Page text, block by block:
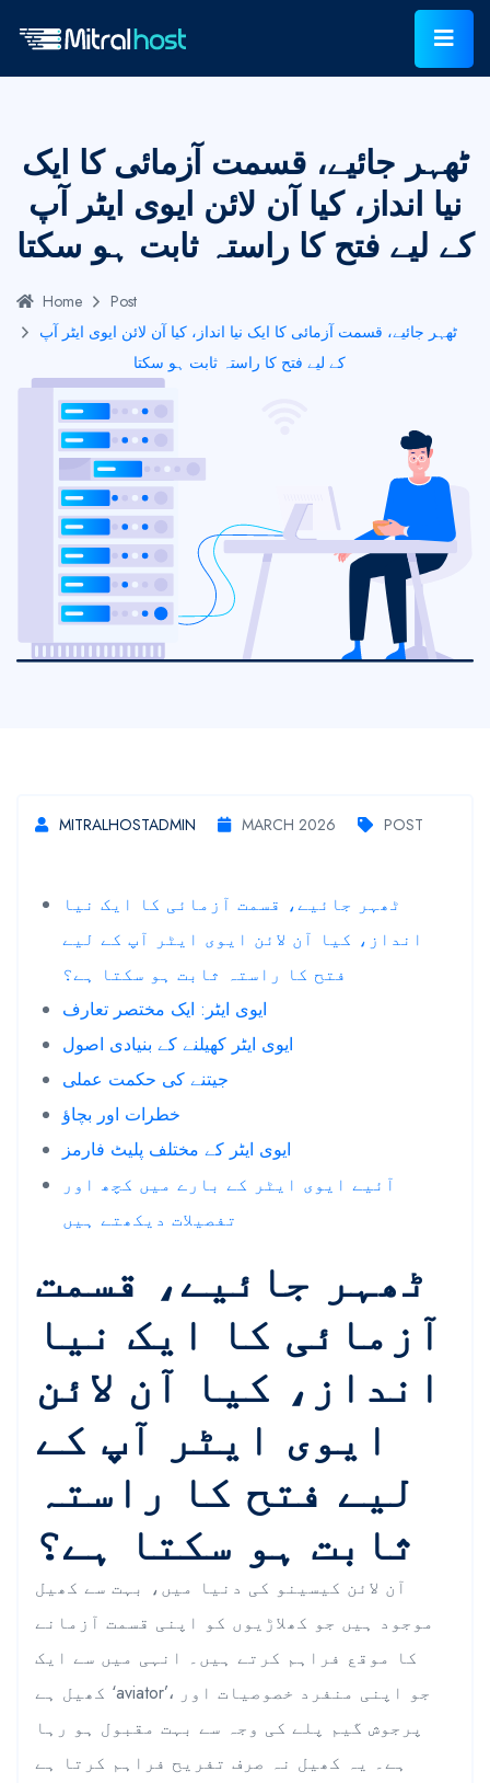
ٹھہر جائیے، قسمت آزمائی کا ایک
نیا انداز، کیا آن لائن ایوی ایٹر آپ
کے لیے فتح کا راستہ ثابت ہو سکتا
Home
Post
ٹھہر جائیے، قسمت آزمائی کا ایک نیا انداز، کیا آن لائن ایوی ایٹر آپ
کے لیے فتح کا راستہ ثابت ہو سکتا
MITRALHOSTADMIN MARCH 2026 POST
ٹھہر جائیے، قسمت آزمائی کا ایک نیا
انداز، کیا آن لائن ایوی ایٹر آپ کے لیے
فتح کا راستہ ثابت ہو سکتا ہے؟
ایوی ایٹر: ایک مختصر تعارف
ایوی ایٹر کھیلنے کے بنیادی اصول
جیتنے کی حکمت عملی
خطرات اور بچاؤ
ایوی ایٹر کے مختلف پلیٹ فارمز
آئیے ایوی ایٹر کے بارے میں کچھ اور
تفصیلات دیکھتے ہیں
ٹھہر جائیے، قسمت
آزمائی کا ایک نیا
انداز، کیا آن لائن
ایوی ایٹر آپ کے
لیے فتح کا راستہ
ثابت ہو سکتا ہے؟
آن لائن کیسینو کی دنیا میں، بہت سے کھیل
موجود ہیں جو کھلاڑیوں کو اپنی قسمت آزمانے
کا موقع فراہم کرتے ہیں۔ انہی میں سے ایک
کھیل ہے ‘aviator’، جو اپنی منفرد خصوصیات اور
پرجوش گیم پلے کی وجہ سے بہت مقبول ہو رہا
ہے۔ یہ کھیل نہ صرف تفریح فراہم کرتا ہے